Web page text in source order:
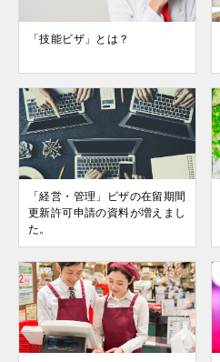
「技能ビザ」とは？
「経営・管理」ビザの在留期間
更新許可申請の資料が増えまし
た。